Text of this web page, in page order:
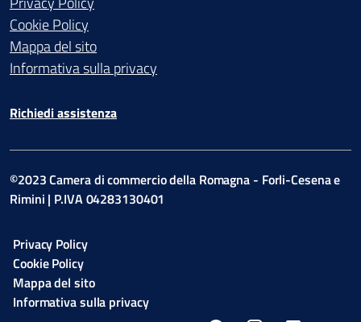
Cookie Policy
Mappa del sito
Informativa sulla privacy
Richiedi assistenza
©2023 Camera di commercio della Romagna - Forli-Cesena e
Rimini | P.IVA 04283130401
Privacy Policy
Cookie Policy
Mappa del sito
Informativa sulla privacy